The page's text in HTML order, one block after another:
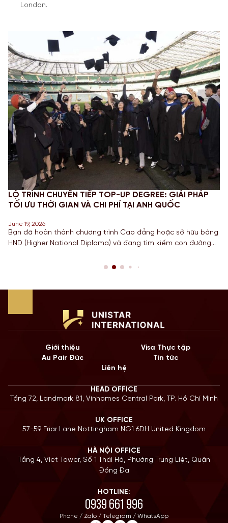
London.
LỘ TRÌNH CHUYỂN TIẾP TOP-UP DEGREE: GIẢI PHÁP
TỐI ƯU THỜI GIAN VÀ CHI PHÍ TẠI ANH QUỐC
June 19, 2026
Bạn đã hoàn thành chương trình Cao đẳng hoặc sở hữu bằng
HND (Higher National Diploma) và đang tìm kiếm con đường
Quốc gia có nền giáo dục hàng đầu? Lộ trình chuyển tiếp
Giới thiệu
Visa Thực tập
Au Pair Đức
Tin tức
Liên hệ
HEAD OFFICE
Tầng 72, Landmark 81, Vinhomes Central Park, TP. Hồ Chí Minh
UK OFFICE
57-59 Friar Lane Nottingham NG1 6DH United Kingdom
HÀ NỘI OFFICE
Tầng 4, Viet Tower, Số 1 Thái Hà, Phường Trung Liệt, Quận
Đống Đa
HOTLINE:
0939 661 996
Phone / Zalo / Telegram / WhatsApp